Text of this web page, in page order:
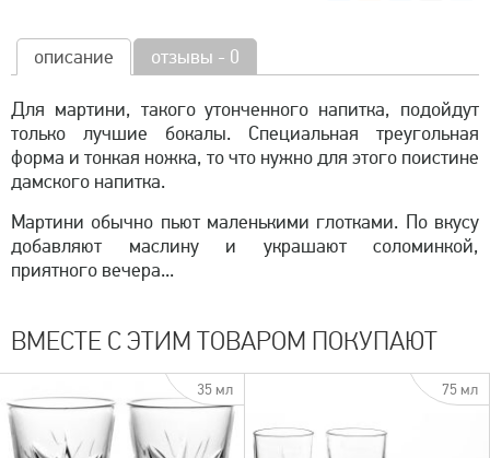
описание отзывы - 0
Для мартини, такого утонченного напитка, подойдут
только лучшие бокалы. Специальная треугольная
форма и тонкая ножка, то что нужно для этого поистине
дамского напитка.
Мартини обычно пьют маленькими глотками. По вкусу
добавляют маслину и украшают соломинкой,
приятного вечера...
ВМЕСТЕ С ЭТИМ ТОВАРОМ ПОКУПАЮТ
35 мл 75 мл